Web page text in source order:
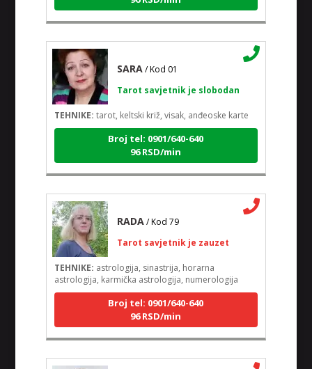
/ Kod 01
Tarot savjetnik je slobodan
tarot, keltski križ, visak, anđeoske karte
Broj tel: 0901/640-640
96 RSD/min
/ Kod 79
Tarot savjetnik je zauzet
astrologija, sinastrija, horarna
astrologija, karmička astrologija, numerologija
Broj tel: 0901/640-640
96 RSD/min